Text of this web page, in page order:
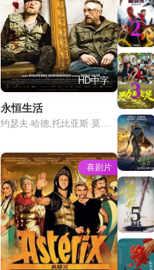
HD中字
永恒生活
约瑟夫·哈德,托比亚斯·莫雷蒂,诺拉·冯·瓦尔茨特滕,罗兰德·迪林格,Christopher,Schärf,玛格丽特·提塞尔,约翰内斯·西尔贝施奈德
喜剧片
2
3
4
5